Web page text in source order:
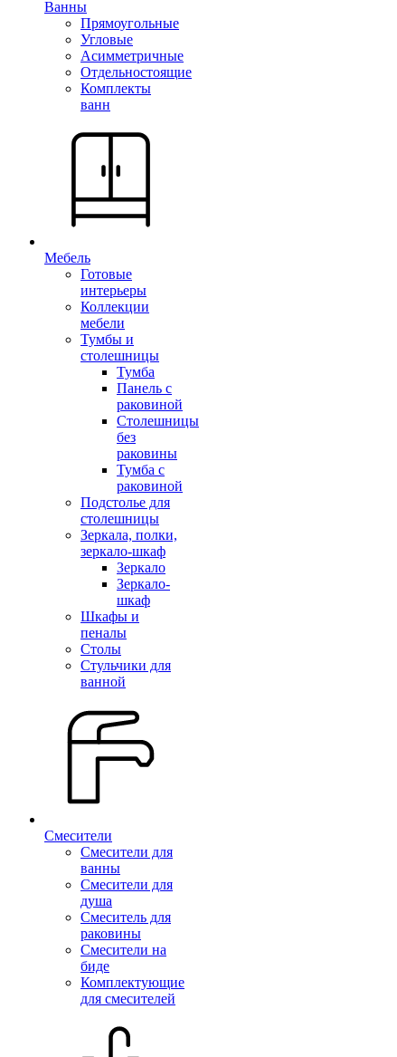
Ванны
Прямоугольные
Угловые
Асимметричные
Отдельностоящие
Комплекты
ванн
Мебель
Готовые
интерьеры
Коллекции
мебели
Тумбы и
столешницы
Тумба
Панель с
раковиной
Столешницы
без
раковины
Тумба с
раковиной
Подстолье для
столешницы
Зеркала, полки,
зеркало-шкаф
Зеркало
Зеркало-
шкаф
Шкафы и
пеналы
Столы
Стульчики для
ванной
Смесители
Смесители для
ванны
Смесители для
душа
Смеситель для
раковины
Смесители на
биде
Комплектующие
для смесителей